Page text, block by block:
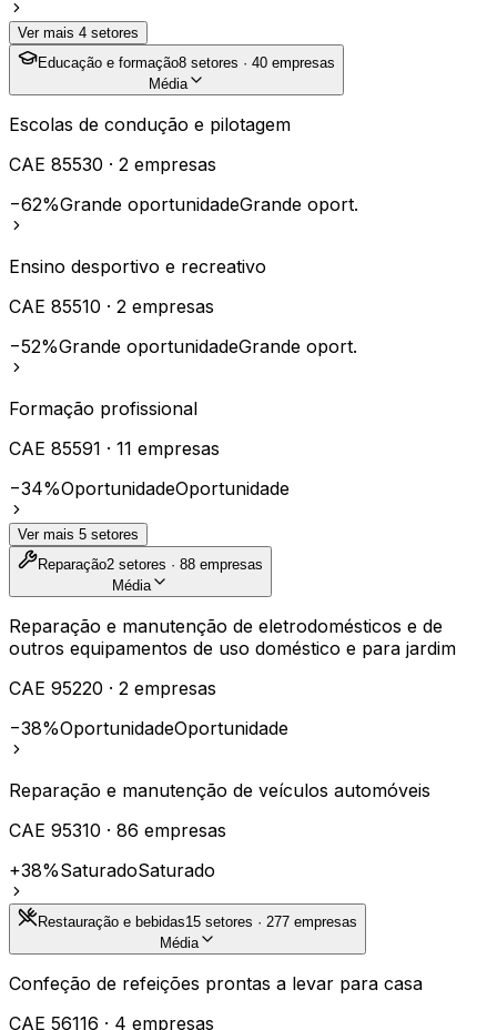
Ver mais 4 setores
Educação e formação8 setores · 40 empresas
Média
Escolas de condução e pilotagem
CAE 85530 · 2 empresas
−62%Grande oportunidadeGrande oport.
Ensino desportivo e recreativo
CAE 85510 · 2 empresas
−52%Grande oportunidadeGrande oport.
Formação profissional
CAE 85591 · 11 empresas
−34%OportunidadeOportunidade
Ver mais 5 setores
Reparação2 setores · 88 empresas
Média
Reparação e manutenção de eletrodomésticos e de
outros equipamentos de uso doméstico e para jardim
CAE 95220 · 2 empresas
−38%OportunidadeOportunidade
Reparação e manutenção de veículos automóveis
CAE 95310 · 86 empresas
+38%SaturadoSaturado
Restauração e bebidas15 setores · 277 empresas
Média
Confeção de refeições prontas a levar para casa
CAE 56116 · 4 empresas